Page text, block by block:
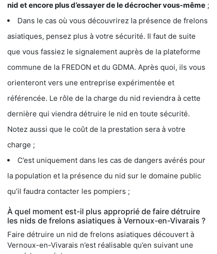
nid et encore plus d’essayer de le décrocher vous-même ;
Dans le cas où vous découvrirez la présence de frelons
asiatiques, pensez plus à votre sécurité. Il faut de suite
que vous fassiez le signalement auprès de la plateforme
commune de la FREDON et du GDMA. Après quoi, ils vous
orienteront vers une entreprise expérimentée et
référencée. Le rôle de la charge du nid reviendra à cette
dernière qui viendra détruire le nid en toute sécurité.
Notez aussi que le coût de la prestation sera à votre
charge ;
C’est uniquement dans les cas de dangers avérés pour
la population et la présence du nid sur le domaine public
qu’il faudra contacter les pompiers ;
À quel moment est-il plus approprié de faire détruire
les nids de frelons asiatiques à Vernoux-en-Vivarais ?
Faire détruire un nid de frelons asiatiques découvert à
Vernoux-en-Vivarais n’est réalisable qu’en suivant une